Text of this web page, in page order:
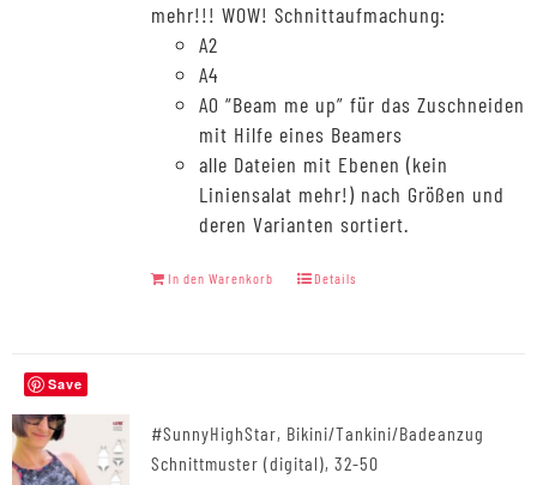
mehr!!! WOW! Schnittaufmachung:
A2
A4
A0 “Beam me up” für das Zuschneiden
mit Hilfe eines Beamers
alle Dateien mit Ebenen (kein
Liniensalat mehr!) nach Größen und
deren Varianten sortiert.
In den Warenkorb Details
Save
#SunnyHighStar, Bikini/Tankini/Badeanzug
Schnittmuster (digital), 32-50